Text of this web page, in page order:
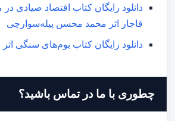
دانلود رایگان کتاب اقتصاد صیادی در
قاجار اثر محمد محسن پیله‌سوارچی
دانلود رایگان کتاب بوم‌های سنگی
چطوری با ما در تماس باشید؟